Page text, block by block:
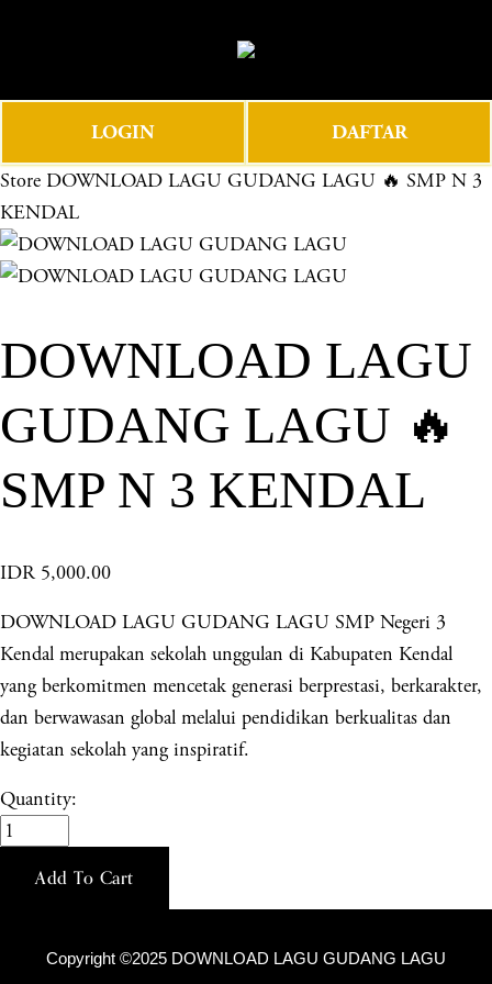
e
e
n
u
LOGIN DAFTAR
Store DOWNLOAD LAGU GUDANG LAGU 🔥 SMP N 3
KENDAL
DOWNLOAD LAGU
GUDANG LAGU 🔥
SMP N 3 KENDAL
IDR 5,000.00
DOWNLOAD LAGU GUDANG LAGU SMP Negeri 3
Kendal merupakan sekolah unggulan di Kabupaten Kendal
yang berkomitmen mencetak generasi berprestasi, berkarakter,
dan berwawasan global melalui pendidikan berkualitas dan
kegiatan sekolah yang inspiratif.
Quantity:
Add To Cart
Copyright ©2025 DOWNLOAD LAGU GUDANG LAGU